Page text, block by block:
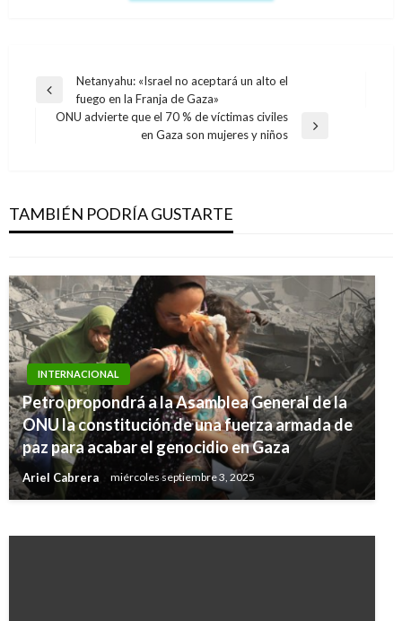
Navegación
Entrada
anterior
Netanyahu: «Israel no aceptará un alto el
fuego en la Franja de Gaza»
ONU advierte que el 70 % de víctimas civiles
en Gaza son mujeres y niños
TAMBIÉN PODRÍA GUSTARTE
moción para juicio político de Trump
Ariel Cabrera jueves julio 18, 2019
INTERNACIONAL
Petro propondrá a la Asamblea General de la
ONU la constitución de una fuerza armada de
paz para acabar el genocidio en Gaza
Ariel Cabrera miércoles septiembre 3, 2025
INTERNACIONAL
Número de muertos por el coronavirus se
eleva a 720
Iván Briceño sábado febrero 8, 2020